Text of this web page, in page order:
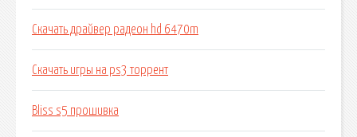
Скачать драйвер радеон hd 6470m
Скачать игры на ps3 торрент
Bliss s5 прошивка